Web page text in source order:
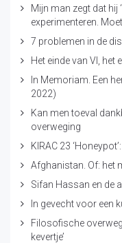
Mijn man zegt dat hij
experimenteren.
7 problemen in de
Het einde van VI, het
In Memoriam. Een
2022)
Kan men toeval
overweging
KIRAC 23
Afghanistan. Of: het
Sifan Hassan en de
In gevecht voor een
Filosofische
kevertje’